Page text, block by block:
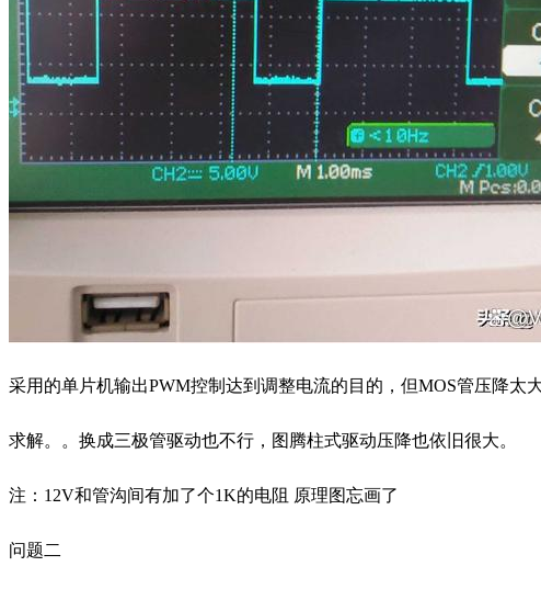
采用的单片机输出PWM控制达到调整电流的目的，但MOS管压降太
求解。。换成三极管驱动也不行，图腾柱式驱动压降也依旧很大。
注：12V和管沟间有加了个1K的电阻 原理图忘画了
问题二